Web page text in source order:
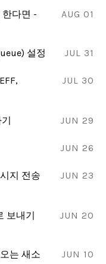
AUG 01
다면 -
JUL 31
설정
JUL 30
JUN 29
JUN 26
JUN 23
지 전송
JUN 20
보내기
JUN 10
는 새소